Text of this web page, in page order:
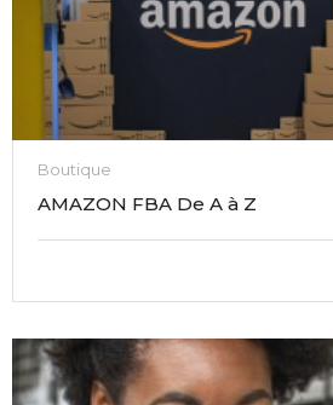
Boutique
AMAZON FBA De A à Z